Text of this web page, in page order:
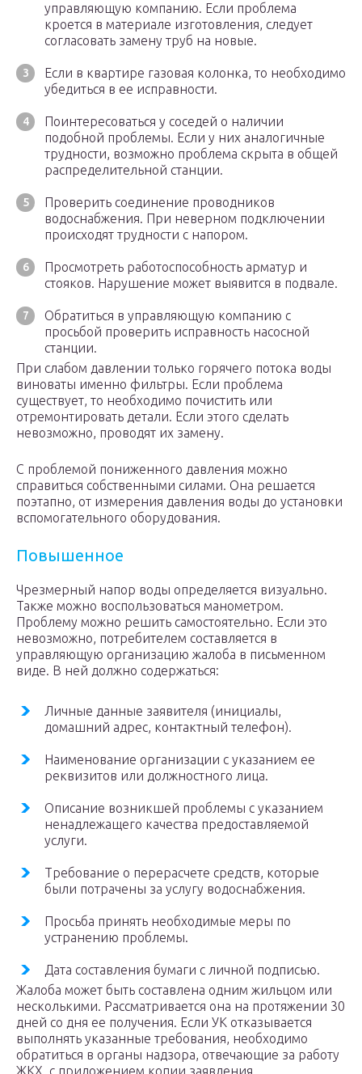
управляющую компанию. Если проблема
кроется в материале изготовления, следует
согласовать замену труб на новые.
Если в квартире газовая колонка, то необходимо
убедиться в ее исправности.
Поинтересоваться у соседей о наличии
подобной проблемы. Если у них аналогичные
трудности, возможно проблема скрыта в общей
распределительной станции.
Проверить соединение проводников
водоснабжения. При неверном подключении
происходят трудности с напором.
Просмотреть работоспособность арматур и
стояков. Нарушение может выявится в подвале.
Обратиться в управляющую компанию с
просьбой проверить исправность насосной
станции.
При слабом давлении только горячего потока воды
виноваты именно фильтры. Если проблема
существует, то необходимо почистить или
отремонтировать детали. Если этого сделать
невозможно, проводят их замену.
С проблемой пониженного давления можно
справиться собственными силами. Она решается
поэтапно, от измерения давления воды до установки
вспомогательного оборудования.
Повышенное
Чрезмерный напор воды определяется визуально.
Также можно воспользоваться манометром.
Проблему можно решить самостоятельно. Если это
невозможно, потребителем составляется в
управляющую организацию жалоба в письменном
виде. В ней должно содержаться:
Личные данные заявителя (инициалы,
домашний адрес, контактный телефон).
Наименование организации с указанием ее
реквизитов или должностного лица.
Описание возникшей проблемы с указанием
ненадлежащего качества предоставляемой
услуги.
Требование о перерасчете средств, которые
были потрачены за услугу водоснабжения.
Просьба принять необходимые меры по
устранению проблемы.
Дата составления бумаги с личной подписью.
Жалоба может быть составлена одним жильцом или
несколькими. Рассматривается она на протяжении 30
дней со дня ее получения. Если УК отказывается
выполнять указанные требования, необходимо
обратиться в органы надзора, отвечающие за работу
ЖКХ, с приложением копии заявления.